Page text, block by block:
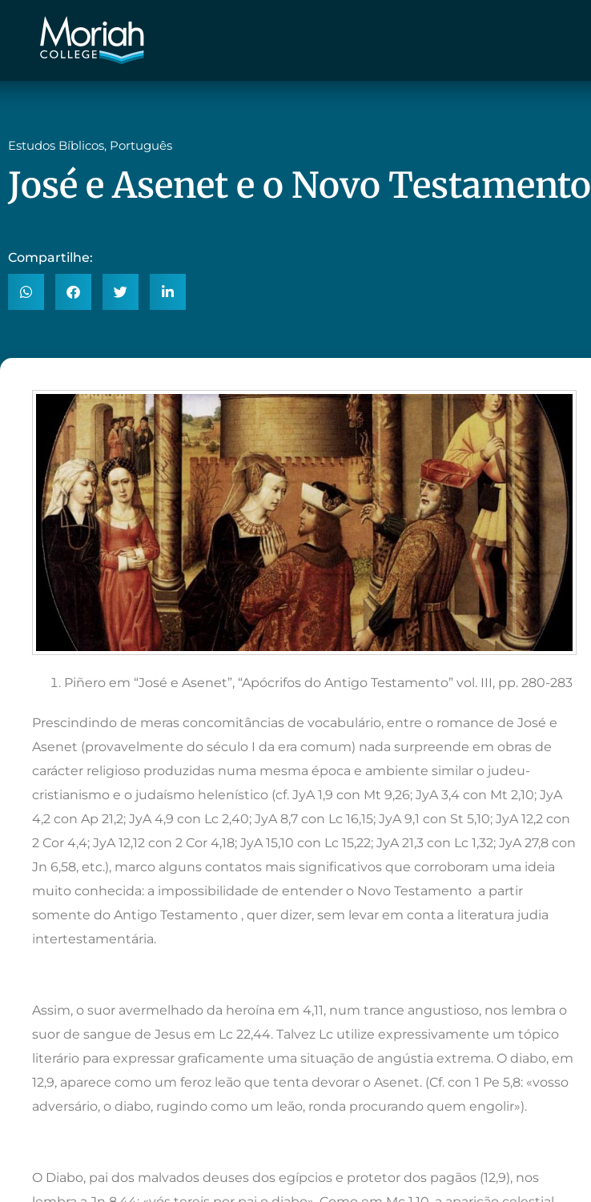
Estudos Bíblicos, Português
José e Asenet e o Novo Testamento
Compartilhe:
Piñero em “José e Asenet”, “Apócrifos do Antigo Testamento” vol. III, pp. 280-283
Prescindindo de meras concomitâncias de vocabulário, entre o romance de José e
Asenet (provavelmente do século I da era comum) nada surpreende em obras de
carácter religioso produzidas numa mesma época e ambiente similar o judeu-
cristianismo e o judaísmo helenístico (cf. JyA 1,9 con Mt 9,26; JyA 3,4 con Mt 2,10; JyA
4,2 con Ap 21,2; JyA 4,9 con Lc 2,40; JyA 8,7 con Lc 16,15; JyA 9,1 con St 5,10; JyA 12,2 con
2 Cor 4,4; JyA 12,12 con 2 Cor 4,18; JyA 15,10 con Lc 15,22; JyA 21,3 con Lc 1,32; JyA 27,8 con
Jn 6,58, etc.), marco alguns contatos mais significativos que corroboram uma ideia
muito conhecida: a impossibilidade de entender o Novo Testamento a partir
somente do Antigo Testamento , quer dizer, sem levar em conta a literatura judia
intertestamentária.
Assim, o suor avermelhado da heroína em 4,11, num trance angustioso, nos lembra o
suor de sangue de Jesus em Lc 22,44. Talvez Lc utilize expressivamente um tópico
literário para expressar graficamente uma situação de angústia extrema. O diabo, em
12,9, aparece como um feroz leão que tenta devorar o Asenet. (Cf. con 1 Pe 5,8: «vosso
adversário, o diabo, rugindo como um leão, ronda procurando quem engolir»).
O Diabo, pai dos malvados deuses dos egípcios e protetor dos pagãos (12,9), nos